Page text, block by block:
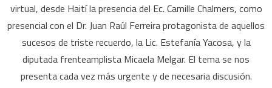
virtual, desde Haití la presencia del Ec. Camille Chalmers, como
presencial con el Dr. Juan Raúl Ferreira protagonista de aquellos
sucesos de triste recuerdo, la Lic. Estefanía Yacosa, y la
diputada frenteamplista Micaela Melgar. El tema se nos
presenta cada vez más urgente y de necesaria discusión.